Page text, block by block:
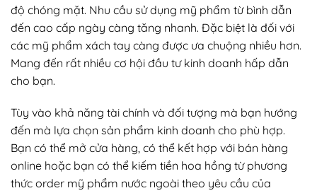
độ chóng mặt. Nhu cầu sử dụng mỹ phẩm từ bình dẫn
đến cao cấp ngày càng tăng nhanh. Đặc biệt là đối với
các mỹ phẩm xách tay càng được ưa chuộng nhiều hơn.
Mang đến rất nhiều cơ hội đầu tư kinh doanh hấp dẫn
cho bạn.
Tùy vào khả năng tài chính và đối tượng mà bạn hướng
đến mà lựa chọn sản phẩm kinh doanh cho phù hợp.
Bạn có thể mở cửa hàng, có thể kết hợp với bán hàng
online hoặc bạn có thể kiếm tiền hoa hồng từ phương
thức order mỹ phẩm nước ngoài theo yêu cầu của